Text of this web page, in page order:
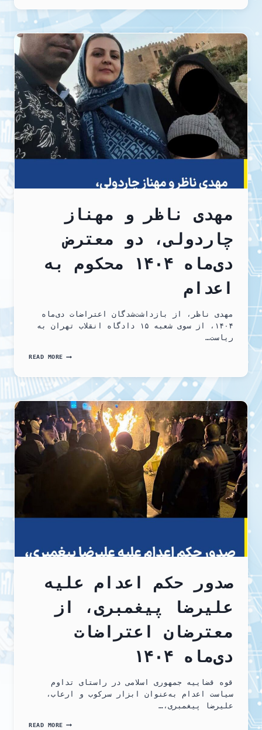
اعدام
و
برای
آزادی
زندانیان
مهدی ناظر و مهناز
چاردولی، دو معترض
دی‌ماه ۱۴۰۴ محکوم به
اعدام
مهدی ناظر، از بازداشت‌شدگان اعتراضات دی‌ماه
۱۴۰۴، از سوی شعبه ۱۵ دادگاه انقلاب تهران به
ریاست…
READ MOREمهدی
مهناز
چاردولی،
دو
معترض
دی‌ماه
۱۴۰۴
محکوم
به
صدور حکم اعدام علیه
علیرضا پیغمبری، از
معترضان اعتراضات
دی‌ماه ۱۴۰۴
قوه قضاییه جمهوری اسلامی در راستای تداوم
سیاست اعدام به‌عنوان ابزار سرکوب و ارعاب،
علیرضا پیغمبری،…
READ MOREصدور